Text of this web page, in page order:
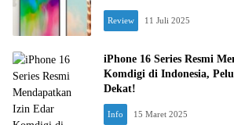
Review 11 Juli 2025
iPhone 16 Series Resmi
Komdigi di Indonesia,
Dekat!
Info 15 Maret 2025